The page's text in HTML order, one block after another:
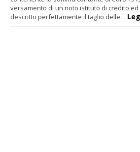
versamento di un noto istituto di credito
descritto perfettamente il taglio delle…